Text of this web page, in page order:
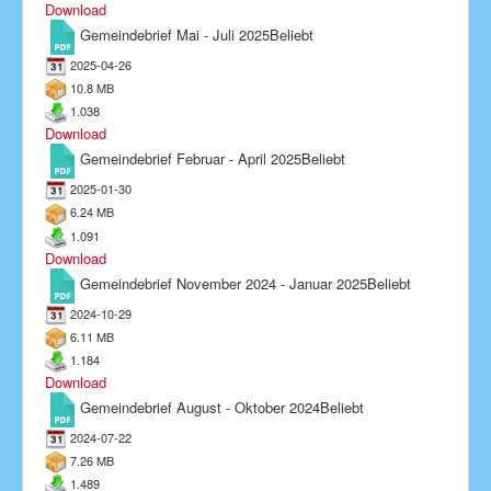
Download
Gemeindebrief Mai - Juli 2025Beliebt
2025-04-26
10.8 MB
1.038
Download
Gemeindebrief Februar - April 2025Beliebt
2025-01-30
6.24 MB
1.091
Download
Gemeindebrief November 2024 - Januar 2025Beliebt
2024-10-29
6.11 MB
1.184
Download
Gemeindebrief August - Oktober 2024Beliebt
2024-07-22
7.26 MB
1.489